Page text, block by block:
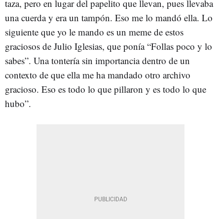
taza, pero en lugar del papelito que llevan, pues llevaba
una cuerda y era un tampón. Eso me lo mandó ella. Lo
siguiente que yo le mando es un meme de estos
graciosos de Julio Iglesias, que ponía “Follas poco y lo
sabes”. Una tontería sin importancia dentro de un
contexto de que ella me ha mandado otro archivo
gracioso. Eso es todo lo que pillaron y es todo lo que
hubo”.